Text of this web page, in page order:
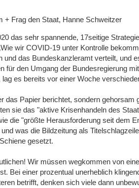
+ Frag den Staat, Hanne Schweitzer
das sehr spannende, 17seitige
wir COVID-19 unter Kontrolle
das Bundeskanzleramt verteilt, und
für den Umgang der Bundesregierung
es bereits vor einer Woche
das Papier berichtet, sondern gehorsam
sie das "aktive Krisenhandeln des
die "größte Herausforderung seit dem
was die Bildzeitung als
gesetzt.
Wir müssen wegkommen von
Bei einer prozentual unerheblich
betrifft, denken sich viele dann